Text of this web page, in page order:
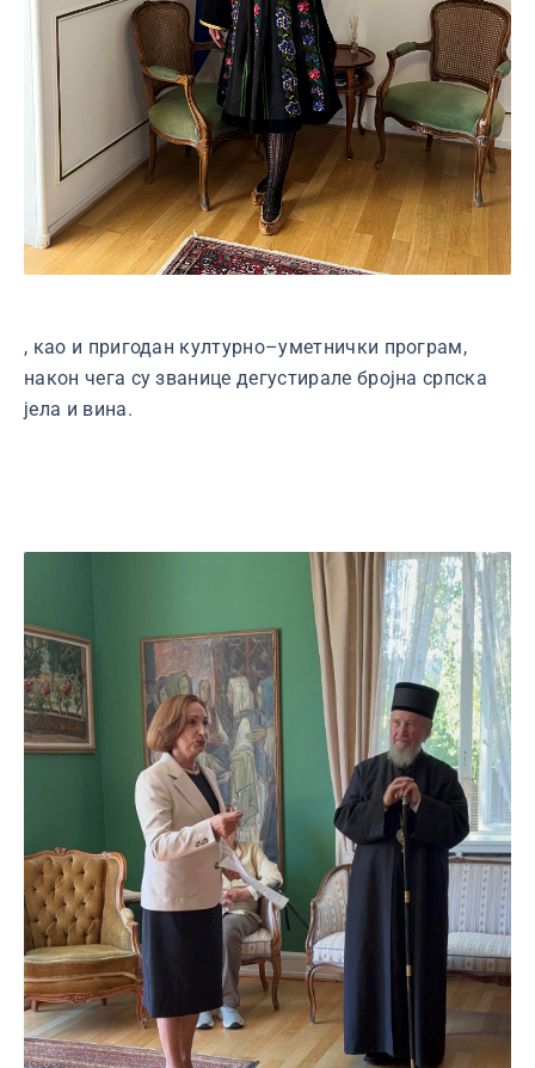
, као и пригодан културно–уметнички програм,
након чега су званице дегустирале бројна српска
јела и вина.